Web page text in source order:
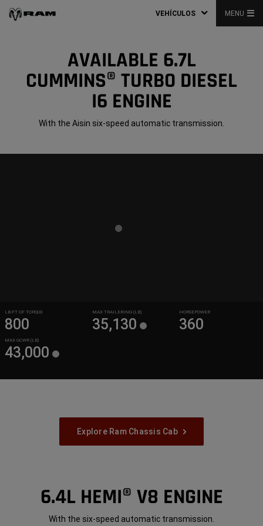
VEHÍCULOS MENU
AVAILABLE 6.7L
CUMMINS® TURBO DIESEL
I6 ENGINE
With the Aisin six-speed automatic transmission.
LB-FT OF TORQUE
800
MAX TRAILERING (LB)
35,130
HORSEPOWER
360
MAX GCWR (LB)
43,000
Explore Ram Chassis Cab
6.4L HEMI® V8 ENGINE
With the six-speed automatic transmission.